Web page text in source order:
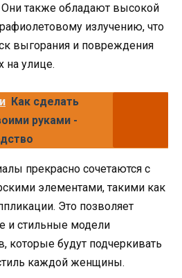
Они также обладают высокой
излучению, что
выгорания и повреждения
на улице.
Как сделать
руками -
прекрасно сочетаются с
элементами, такими как
Это позволяет
и стильные модели
которые будут подчеркивать
каждой женщины.